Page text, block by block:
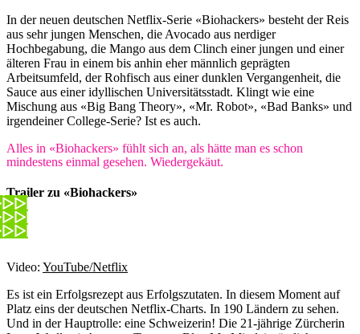
In der neuen deutschen Netflix-Serie «Biohackers» besteht der Reis
aus sehr jungen Menschen, die Avocado aus nerdiger
Hochbegabung, die Mango aus dem Clinch einer jungen und einer
älteren Frau in einem bis anhin eher männlich geprägten
Arbeitsumfeld, der Rohfisch aus einer dunklen Vergangenheit, die
Sauce aus einer idyllischen Universitätsstadt. Klingt wie eine
Mischung aus «Big Bang Theory», «Mr. Robot», «Bad Banks» und
irgendeiner College-Serie? Ist es auch.
Alles in «Biohackers» fühlt sich an, als hätte man es schon
mindestens einmal gesehen. Wiedergekäut.
Trailer zu «Biohackers»
Video: YouTube/Netflix
Es ist ein Erfolgsrezept aus Erfolgszutaten. In diesem Moment auf
Platz eins der deutschen Netflix-Charts. In 190 Ländern zu sehen.
Und in der Hauptrolle: eine Schweizerin! Die 21-jährige Zürcherin